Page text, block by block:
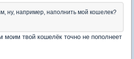
ну, например, наполнить мой кошелек?
твой кошелёк точно не пополнеет